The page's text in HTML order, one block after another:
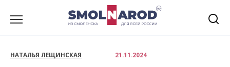
НАТАЛЬЯ ЛЕЩИНСКАЯ 21.11.2024